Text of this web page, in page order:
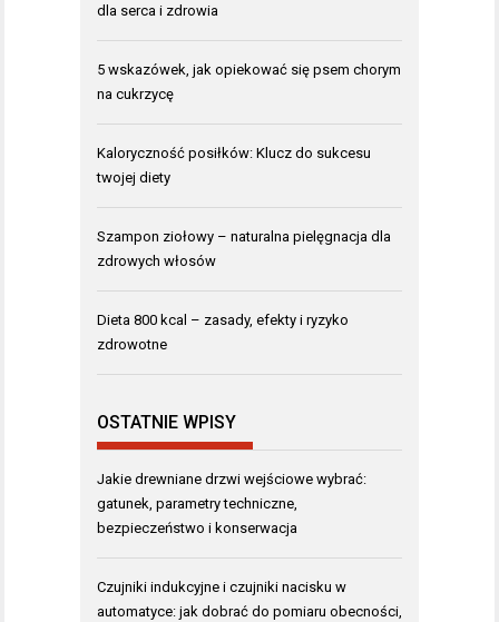
dla serca i zdrowia
5 wskazówek, jak opiekować się psem chorym
na cukrzycę
Kaloryczność posiłków: Klucz do sukcesu
twojej diety
Szampon ziołowy – naturalna pielęgnacja dla
zdrowych włosów
Dieta 800 kcal – zasady, efekty i ryzyko
zdrowotne
OSTATNIE WPISY
Jakie drewniane drzwi wejściowe wybrać:
gatunek, parametry techniczne,
bezpieczeństwo i konserwacja
Czujniki indukcyjne i czujniki nacisku w
automatyce: jak dobrać do pomiaru obecności,